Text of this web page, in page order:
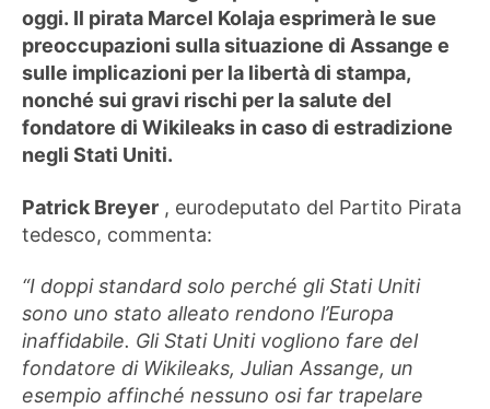
oggi. Il pirata Marcel Kolaja esprimerà le sue
preoccupazioni sulla situazione di Assange e
sulle implicazioni per la libertà di stampa,
nonché sui gravi rischi per la salute del
fondatore di Wikileaks in caso di estradizione
negli Stati Uniti.
Patrick Breyer , eurodeputato del Partito Pirata
tedesco, commenta:
“I doppi standard solo perché gli Stati Uniti
sono uno stato alleato rendono l’Europa
inaffidabile. Gli Stati Uniti vogliono fare del
fondatore di Wikileaks, Julian Assange, un
esempio affinché nessuno osi far trapelare